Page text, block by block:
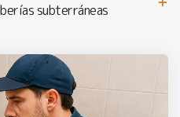
subterráneas